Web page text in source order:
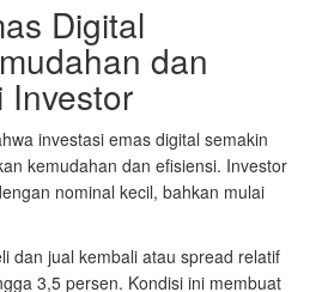
Digital
dan
Investor
investasi emas digital semakin
kemudahan dan efisiensi. Investor
nominal kecil, bahkan mulai
dan jual kembali atau spread relatif
3,5 persen. Kondisi ini membuat